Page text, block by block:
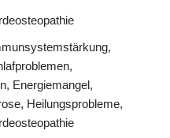
Energiemangel,
Heilungsprobleme,